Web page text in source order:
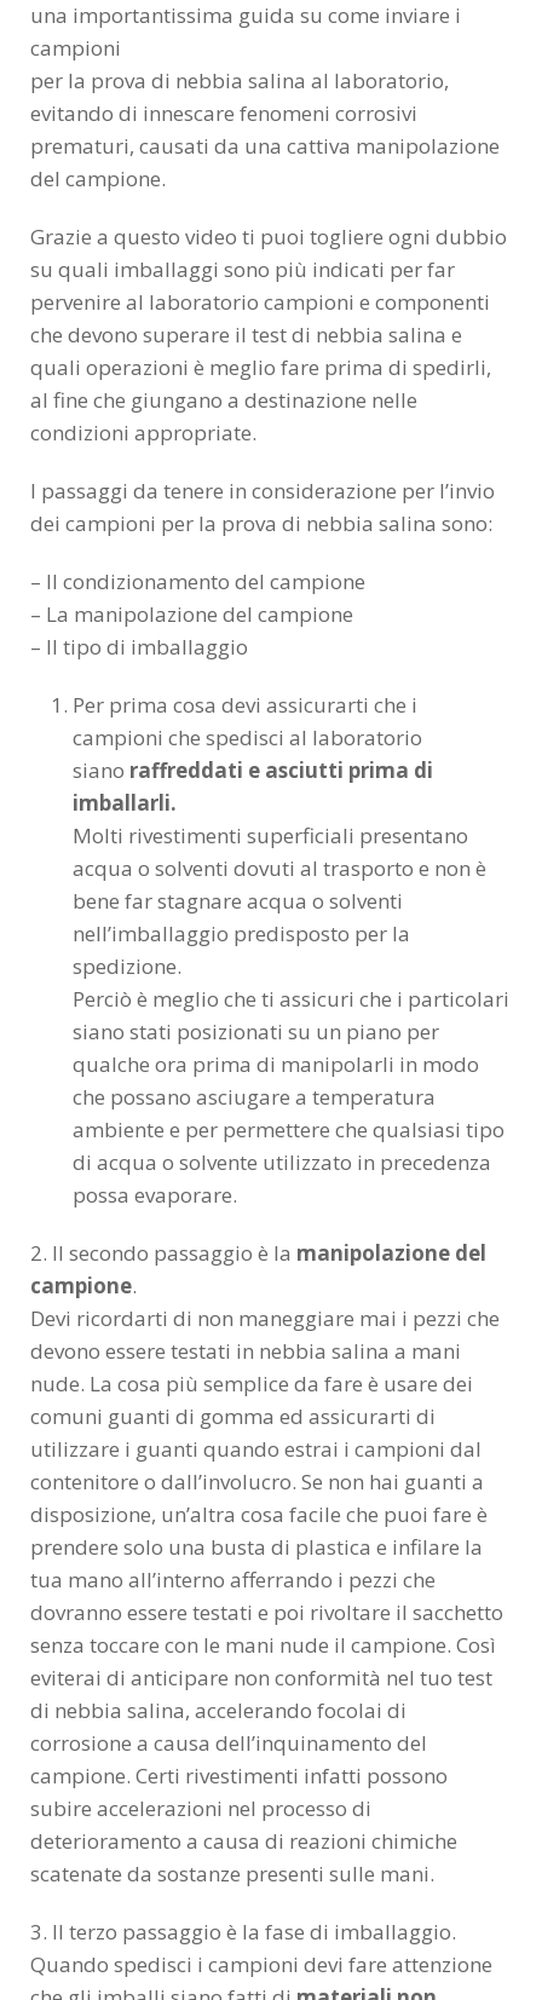
una importantissima guida su come inviare i
campioni
per la prova di nebbia salina al laboratorio,
evitando di innescare fenomeni corrosivi
prematuri, causati da una cattiva manipolazione
del campione.
Grazie a questo video ti puoi togliere ogni dubbio
su quali imballaggi sono più indicati per far
pervenire al laboratorio campioni e componenti
che devono superare il test di nebbia salina e
quali operazioni è meglio fare prima di spedirli,
al fine che giungano a destinazione nelle
condizioni appropriate.
I passaggi da tenere in considerazione per l’invio
dei campioni per la prova di nebbia salina sono:
– Il condizionamento del campione
– La manipolazione del campione
– Il tipo di imballaggio
Per prima cosa devi assicurarti che i
campioni che spedisci al laboratorio
siano raffreddati e asciutti prima di
imballarli.
Molti rivestimenti superficiali presentano
acqua o solventi dovuti al trasporto e non è
bene far stagnare acqua o solventi
nell’imballaggio predisposto per la
spedizione.
Perciò è meglio che ti assicuri che i particolari
siano stati posizionati su un piano per
qualche ora prima di manipolarli in modo
che possano asciugare a temperatura
ambiente e per permettere che qualsiasi tipo
di acqua o solvente utilizzato in precedenza
possa evaporare.
2. Il secondo passaggio è la manipolazione del
campione.
Devi ricordarti di non maneggiare mai i pezzi che
devono essere testati in nebbia salina a mani
nude. La cosa più semplice da fare è usare dei
comuni guanti di gomma ed assicurarti di
utilizzare i guanti quando estrai i campioni dal
contenitore o dall’involucro. Se non hai guanti a
disposizione, un’altra cosa facile che puoi fare è
prendere solo una busta di plastica e infilare la
tua mano all’interno afferrando i pezzi che
dovranno essere testati e poi rivoltare il sacchetto
senza toccare con le mani nude il campione. Così
eviterai di anticipare non conformità nel tuo test
di nebbia salina, accelerando focolai di
corrosione a causa dell’inquinamento del
campione. Certi rivestimenti infatti possono
subire accelerazioni nel processo di
deterioramento a causa di reazioni chimiche
scatenate da sostanze presenti sulle mani.
3. Il terzo passaggio è la fase di imballaggio.
Quando spedisci i campioni devi fare attenzione